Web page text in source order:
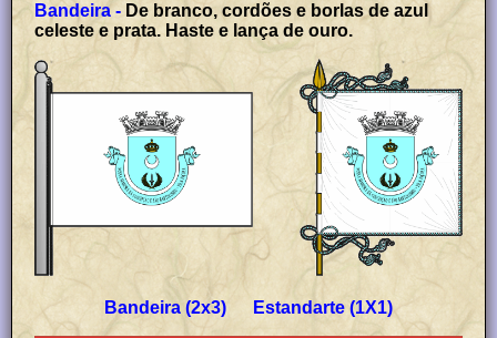
Bandeira - De branco, cordões e borlas de azul
celeste e prata. Haste e lança de ouro.
Bandeira (2x3) Estandarte (1X1)